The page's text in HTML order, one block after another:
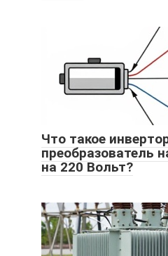
Что такое
преобразователь
на 220 Вольт?